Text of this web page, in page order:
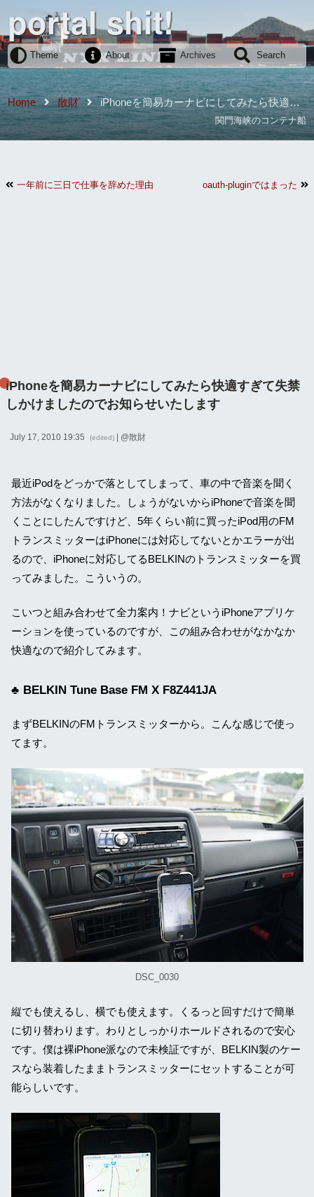
portal shit!
Theme About Archives Search
Home 散財
iPhoneを簡易カーナビにしてみたら快適す
ぎて失禁しかけましたのでお知らせいたします関門海峡のコンテナ船
一年前に三日で仕事を辞めた理由 oauth-pluginではまった
iPhoneを簡易カーナビにしてみたら快適すぎて失禁
しかけましたのでお知らせいたします
July 17, 2010 19:35 (edited) | @散財
最近iPodをどっかで落としてしまって、車の中で音楽を聞く
方法がなくなりました。しょうがないからiPhoneで音楽を聞
くことにしたんですけど、5年くらい前に買ったiPod用のFM
トランスミッターはiPhoneには対応してないとかエラーが出
るので、iPhoneに対応してるBELKINのトランスミッターを買
ってみました。こういうの。
こいつと組み合わせて全力案内！ナビというiPhoneアプリケ
ーションを使っているのですが、この組み合わせがなかなか
快適なので紹介してみます。
BELKIN Tune Base FM X F8Z441JA
まずBELKINのFMトランスミッターから。こんな感じで使っ
てます。
DSC_0030
縦でも使えるし、横でも使えます。くるっと回すだけで簡単
に切り替わります。わりとしっかりホールドされるので安心
です。僕は裸iPhone派なので未検証ですが、BELKIN製のケー
スなら装着したままトランスミッターにセットすることが可
能らしいです。